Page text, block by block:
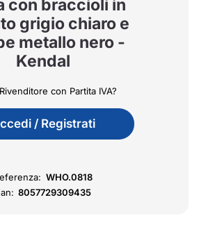
con braccioli in
grigio chiaro e
metallo nero -
Kendal
con Partita IVA?
/ Registrati
WHO.0818
8057729309435